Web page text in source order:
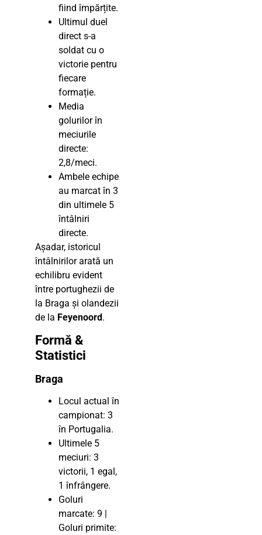
fiind împărțite.
Ultimul duel
direct s-a
soldat cu o
victorie pentru
fiecare
formație.
Media
golurilor în
meciurile
directe:
2,8/meci.
Ambele echipe
au marcat în 3
din ultimele 5
întâlniri
directe.
Așadar, istoricul
întâlnirilor arată un
echilibru evident
între portughezii de
la Braga și olandezii
de la Feyenoord.
Formă &
Statistici
Braga
Locul actual în
campionat: 3
în Portugalia.
Ultimele 5
meciuri: 3
victorii, 1 egal,
1 înfrângere.
Goluri
marcate: 9 |
Goluri primite: